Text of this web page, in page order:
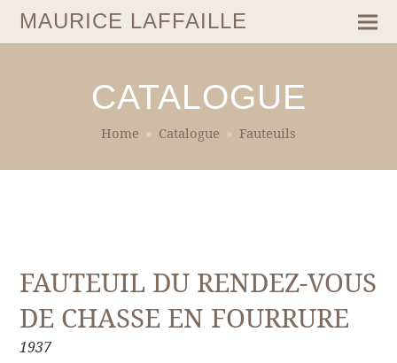
MAURICE LAFFAILLE
CATALOGUE
Home » Catalogue » Fauteuils
FAUTEUIL DU RENDEZ-VOUS
DE CHASSE EN FOURRURE
1937